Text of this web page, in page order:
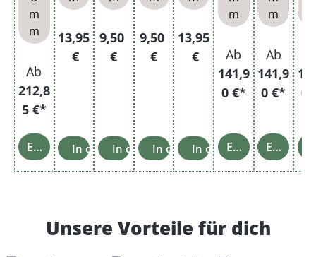
Glasa
schen
bech
er
m
m
Ab
212,8
5 €*
Einzelheiten
Regulärer Preis:
13,95
€
In den Warenkorb
Regulärer Preis:
9,50
€
In den Warenkorb
Regulärer Preis:
9,50
€
In den Warenkorb
Regulärer Preis:
13,95
€
In den Warenkorb
Filter
hülse
n
m
Ab
141,9
0 €*
Einzelheiten
m
Ab
141,9
0 €*
Einzelheiten
0
Unsere Vorteile für dich